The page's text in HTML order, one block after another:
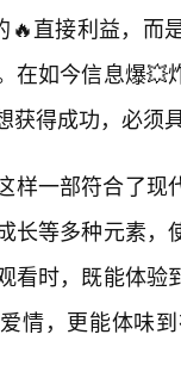
🔥直接利益，
在如今信息爆
获得成功，必须
样一部符合了
长等多种元素
看时，既能体
情，更能体味